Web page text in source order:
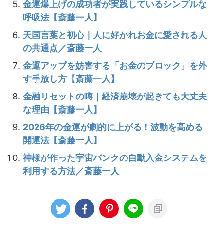
金運爆上げの成功者が実践しているシンプルな
呼吸法【斎藤一人】
天国言葉と初心｜人に好かれお金に愛される人
の共通点／斎藤一人
金運アップを妨害する「お金のブロック」を外
す手放し方【斎藤一人】
金融リセットの噂｜経済崩壊が起きても大丈夫
な理由【斎藤一人】
2026年の金運が劇的に上がる！波動を高める
開運法【斎藤一人】
神様が作った宇宙バンクの自動入金システムを
利用する方法／斎藤一人